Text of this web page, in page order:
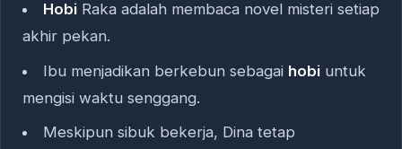
HobiRaka adalah membaca novel misteri setiap
akhir pekan.
Ibu menjadikan berkebun sebagai hobiuntuk
mengisi waktu senggang.
Meskipun sibuk bekerja, Dina tetap